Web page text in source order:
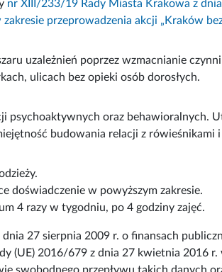
nr XIII/233/19 Rady Miasta Krakowa z
przeprowadzenia akcji „Kraków
uzależnień poprzez wzmacnianie
ulicach bez opieki osób dorosłych.
psychoaktywnych oraz behawioralnych.
budowania relacji z rówieśnikami
doświadczenie w powyższym zakresie.
4 razy w tygodniu, po 4 godziny zajęć.
27 sierpnia 2009 r. o finansach
(UE) 2016/679 z dnia 27 kwietnia 2016
swobodnego przepływu takich danych